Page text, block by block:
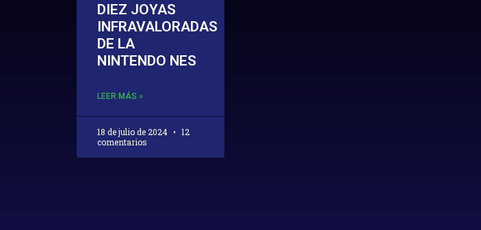
DIEZ JOYAS
INFRAVALORADAS
DE LA
NINTENDO NES
LEER MÁS »
18 de julio de 2024
12
comentarios